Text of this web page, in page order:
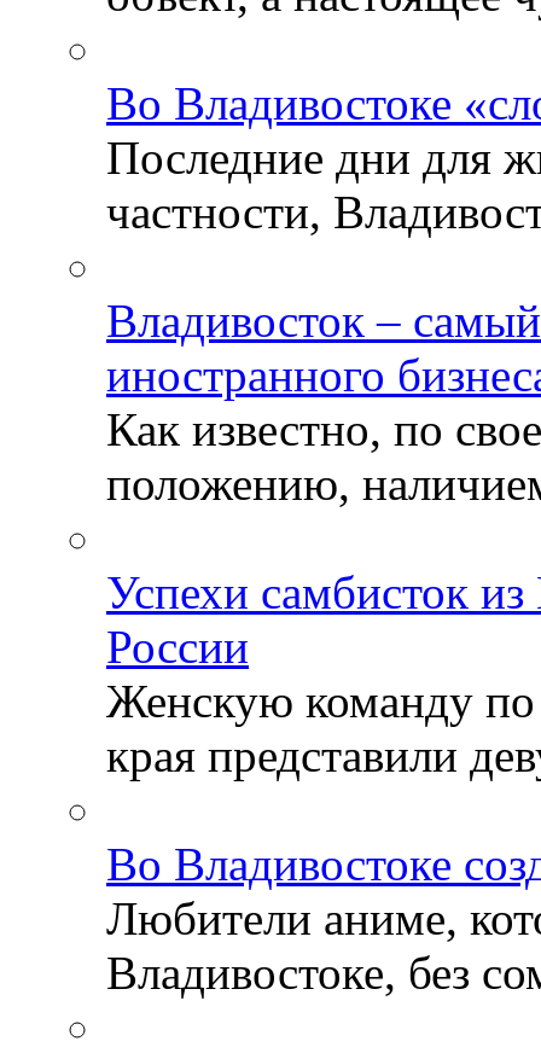
Во Владивостоке
Последние дни для
частности,
Владивосток –
иностранного
Как известно, по
положению,
Успехи самбисток
России
Женскую команду
края представили
Во Владивостоке
Любители аниме,
Владивостоке, без